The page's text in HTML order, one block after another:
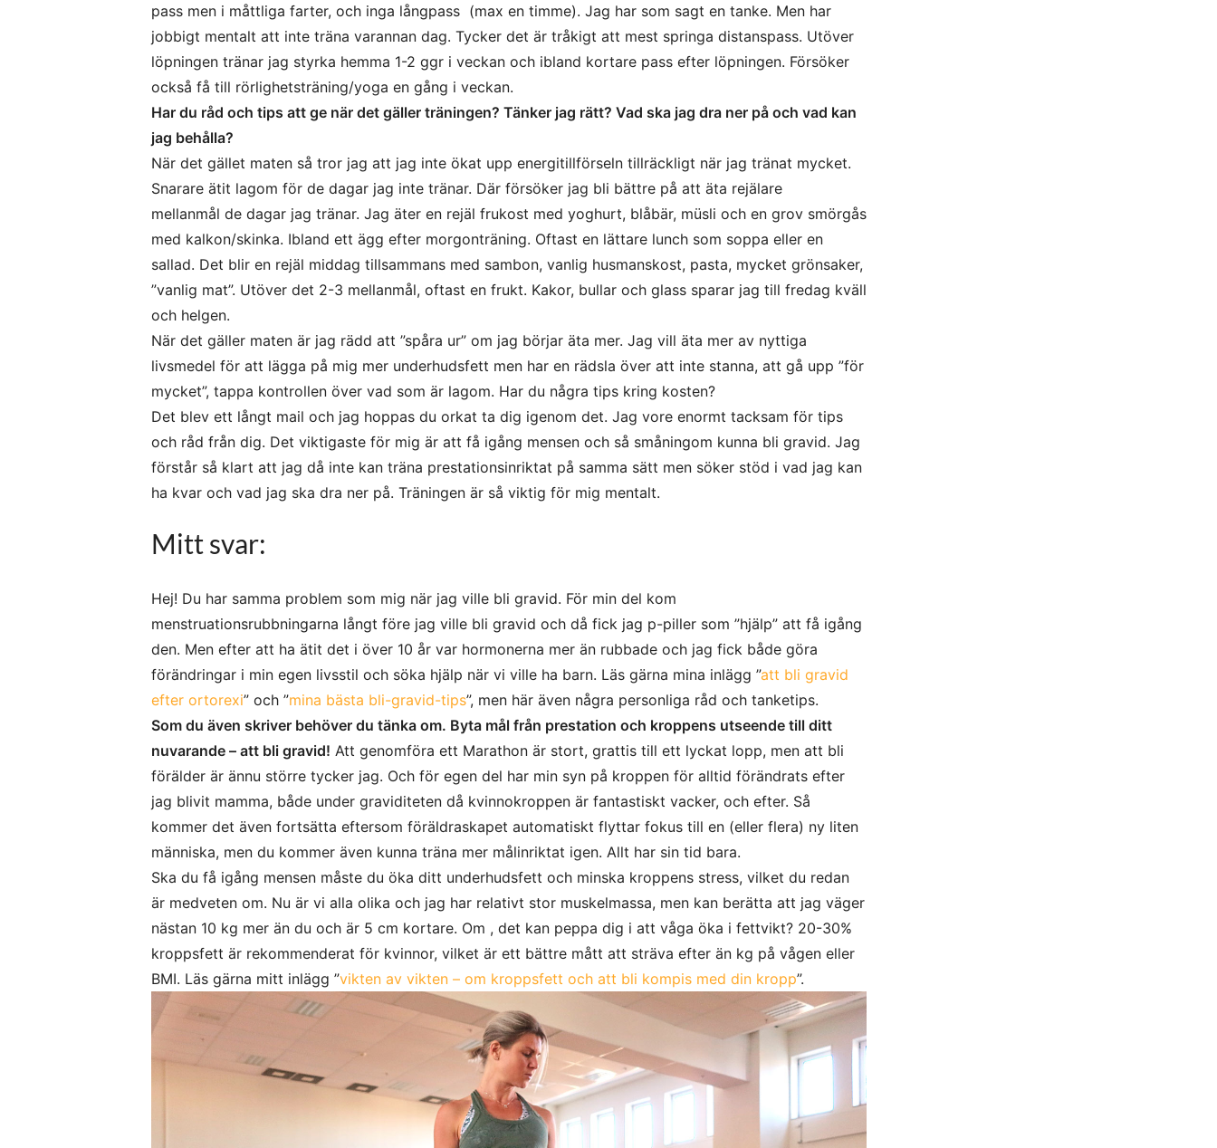
pass men i måttliga farter, och inga långpass (max en timme). Jag har som sagt en tanke. Men har
jobbigt mentalt att inte träna varannan dag. Tycker det är tråkigt att mest springa distanspass. Utöver
löpningen tränar jag styrka hemma 1-2 ggr i veckan och ibland kortare pass efter löpningen. Försöker
också få till rörlighetsträning/yoga en gång i veckan.
Har du råd och tips att ge när det gäller träningen? Tänker jag rätt? Vad ska jag dra ner på och vad kan
jag behålla?
När det gället maten så tror jag att jag inte ökat upp energitillförseln tillräckligt när jag tränat mycket.
Snarare ätit lagom för de dagar jag inte tränar. Där försöker jag bli bättre på att äta rejälare
mellanmål de dagar jag tränar. Jag äter en rejäl frukost med yoghurt, blåbär, müsli och en grov smörgås
med kalkon/skinka. Ibland ett ägg efter morgonträning. Oftast en lättare lunch som soppa eller en
sallad. Det blir en rejäl middag tillsammans med sambon, vanlig husmanskost, pasta, mycket grönsaker,
”vanlig mat”. Utöver det 2-3 mellanmål, oftast en frukt. Kakor, bullar och glass sparar jag till fredag kväll
och helgen.
När det gäller maten är jag rädd att ”spåra ur” om jag börjar äta mer. Jag vill äta mer av nyttiga
livsmedel för att lägga på mig mer underhudsfett men har en rädsla över att inte stanna, att gå upp ”för
mycket”, tappa kontrollen över vad som är lagom. Har du några tips kring kosten?
Det blev ett långt mail och jag hoppas du orkat ta dig igenom det. Jag vore enormt tacksam för tips
och råd från dig. Det viktigaste för mig är att få igång mensen och så småningom kunna bli gravid. Jag
förstår så klart att jag då inte kan träna prestationsinriktat på samma sätt men söker stöd i vad jag kan
ha kvar och vad jag ska dra ner på. Träningen är så viktig för mig mentalt.
Mitt svar:
Hej! Du har samma problem som mig när jag ville bli gravid. För min del kom
menstruationsrubbningarna långt före jag ville bli gravid och då fick jag p-piller som ”hjälp” att få igång
den. Men efter att ha ätit det i över 10 år var hormonerna mer än rubbade och jag fick både göra
förändringar i min egen livsstil och söka hjälp när vi ville ha barn. Läs gärna mina inlägg ”att bli gravid
efter ortorexi” och ”mina bästa bli-gravid-tips”, men här även några personliga råd och tanketips.
Som du även skriver behöver du tänka om. Byta mål från prestation och kroppens utseende till ditt
nuvarande – att bli gravid! Att genomföra ett Marathon är stort, grattis till ett lyckat lopp, men att bli
förälder är ännu större tycker jag. Och för egen del har min syn på kroppen för alltid förändrats efter
jag blivit mamma, både under graviditeten då kvinnokroppen är fantastiskt vacker, och efter. Så
kommer det även fortsätta eftersom föräldraskapet automatiskt flyttar fokus till en (eller flera) ny liten
människa, men du kommer även kunna träna mer målinriktat igen. Allt har sin tid bara.
Ska du få igång mensen måste du öka ditt underhudsfett och minska kroppens stress, vilket du redan
är medveten om. Nu är vi alla olika och jag har relativt stor muskelmassa, men kan berätta att jag väger
nästan 10 kg mer än du och är 5 cm kortare. Om , det kan peppa dig i att våga öka i fettvikt? 20-30%
kroppsfett är rekommenderat för kvinnor, vilket är ett bättre mått att sträva efter än kg på vågen eller
BMI. Läs gärna mitt inlägg ”vikten av vikten – om kroppsfett och att bli kompis med din kropp”.